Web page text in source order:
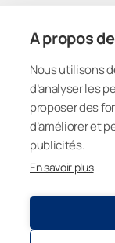
À propos
Nous utilisons
d’analyser les
proposer des
d’améliorer et
publicités.
En savoir plus
Obwalden
Schwyz
Solothurn
St. Gallen
Légal